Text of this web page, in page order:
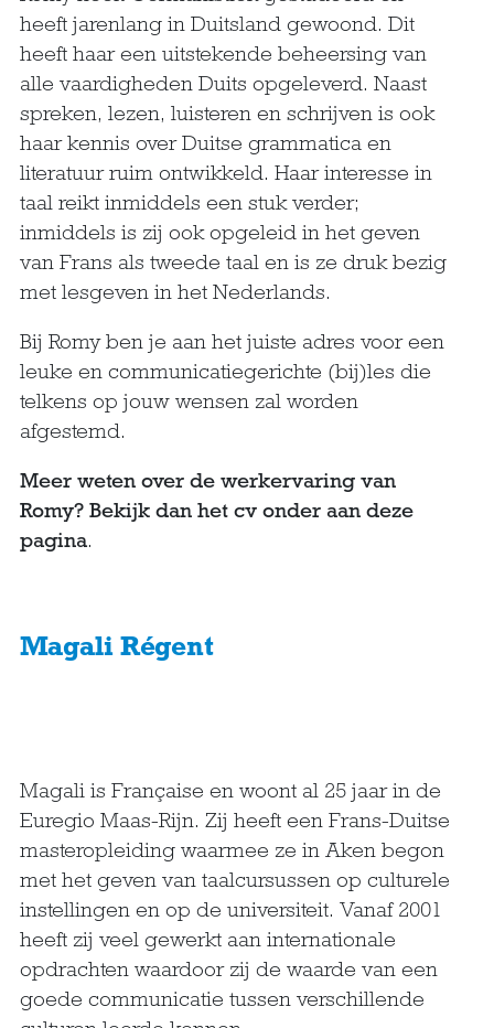
heeft jarenlang in Duitsland gewoond. Dit
heeft haar een uitstekende beheersing van
alle vaardigheden Duits opgeleverd. Naast
spreken, lezen, luisteren en schrijven is ook
haar kennis over Duitse grammatica en
literatuur ruim ontwikkeld. Haar interesse in
taal reikt inmiddels een stuk verder;
inmiddels is zij ook opgeleid in het geven
van Frans als tweede taal en is ze druk bezig
met lesgeven in het Nederlands.
Bij Romy ben je aan het juiste adres voor een
leuke en communicatiegerichte (bij)les die
telkens op jouw wensen zal worden
afgestemd.
Meer weten over de werkervaring van
Romy? Bekijk dan het cv onder aan deze
pagina.
Magali Régent
Magali is Française en woont al 25 jaar in de
Euregio Maas-Rijn. Zij heeft een Frans-Duitse
masteropleiding waarmee ze in Aken begon
met het geven van taalcursussen op culturele
instellingen en op de universiteit. Vanaf 2001
heeft zij veel gewerkt aan internationale
opdrachten waardoor zij de waarde van een
goede communicatie tussen verschillende